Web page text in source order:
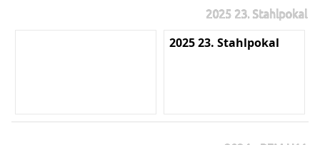
2025 23. Stahlpokal
2025 23. Stahlpokal